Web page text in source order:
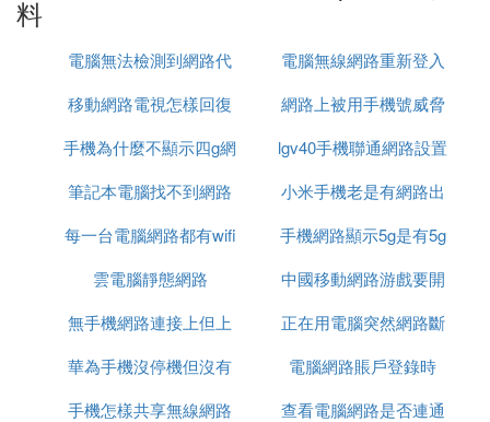
料
電腦無法檢測到網路代
理
電腦無線網路重新登入
移動網路電視怎樣回復
原來模式
網路上被用手機號威脅
怎麼辦
手機為什麼不顯示四g網
路怎麼回事啊
lgv40手機聯通網路設置
筆記本電腦找不到網路
適配器怎麼辦
小米手機老是有網路出
現問題
每一台電腦網路都有wifi
嗎
手機網路顯示5g是有5g
網嗎
雲電腦靜態網路
中國移動網路游戲要開
加速器
無手機網路連接上但上
不了網
正在用電腦突然網路斷
了
華為手機沒停機但沒有
網路
電腦網路賬戶登錄時
手機怎樣共享無線網路
查看電腦網路是否連通